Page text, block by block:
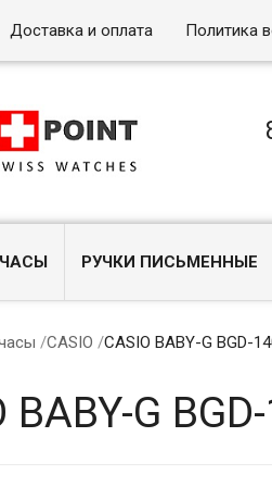
Доставка и оплата Политика
РУЧКИ ПИСЬМЕННЫЕ
/CASIO /CASIO BABY-G BGD-
BABY-G